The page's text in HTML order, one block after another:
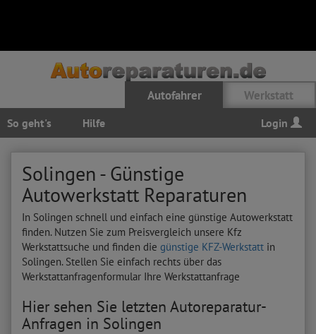
Autofahrer Werkstatt
So geht's Hilfe Login
Solingen - Günstige
Autowerkstatt Reparaturen
In Solingen schnell und einfach eine günstige Autowerkstatt
finden. Nutzen Sie zum Preisvergleich unsere Kfz
Werkstattsuche und finden die günstige KFZ-Werkstatt in
Solingen. Stellen Sie einfach rechts über das
Werkstattanfragenformular Ihre Werkstattanfrage
Hier sehen Sie letzten Autoreparatur-
Anfragen in Solingen